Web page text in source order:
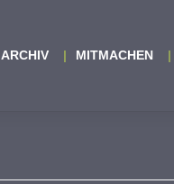
ARCHIV MITMACHEN